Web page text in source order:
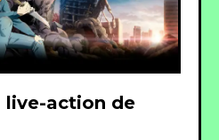
live-action de